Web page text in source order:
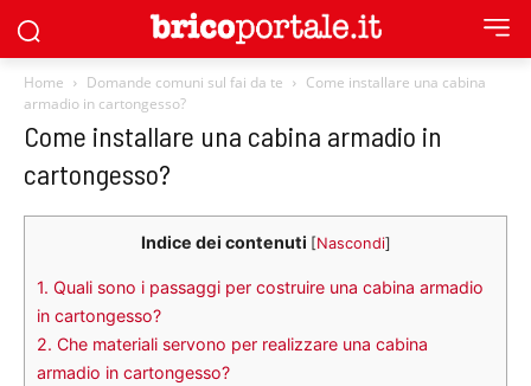
Home Domande comuni sul fai da te
Come installare una cabina
armadio in cartongesso?
Come installare una cabina armadio in
cartongesso?
Indice dei contenuti [Nascondi]
1. Quali sono i passaggi per costruire una cabina armadio
in cartongesso?
2. Che materiali servono per realizzare una cabina
armadio in cartongesso?